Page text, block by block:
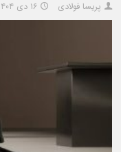
پریسا فولادی ۱۶ دی ۱۴۰۴ ساعت ۱۸:۰۲